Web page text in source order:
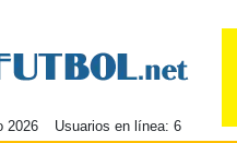
2026 Usuarios en línea: 6